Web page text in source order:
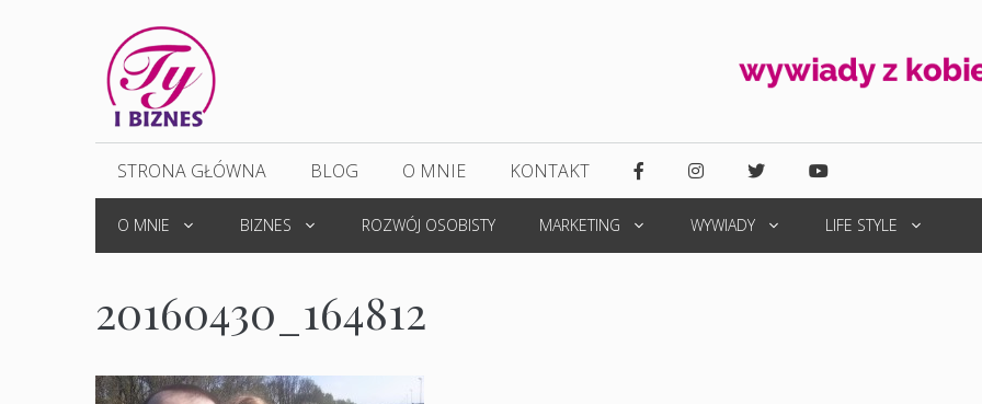
STRONA GŁÓWNA BLOG O MNIE KONTAKT
O MNIE BIZNES ROZWÓJ OSOBISTY MARKETING WYWIADY LIFE STYLE
20160430_164812